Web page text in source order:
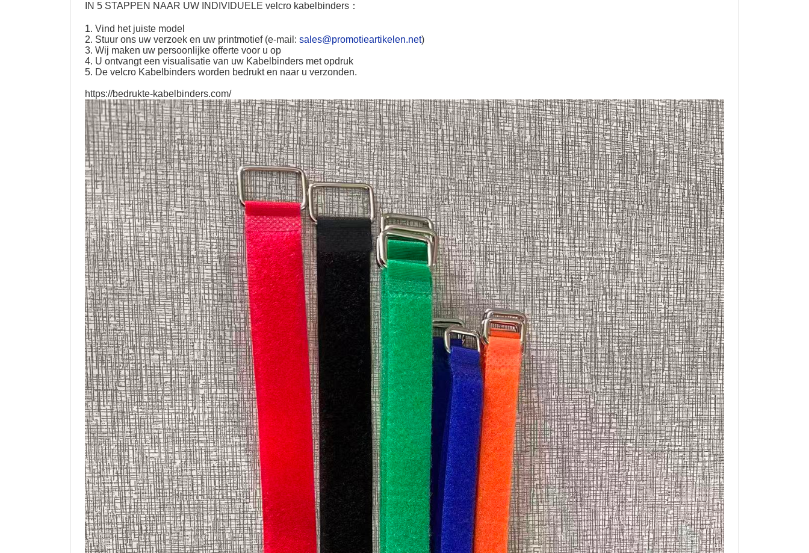
IN 5 STAPPEN NAAR UW INDIVIDUELE velcro kabelbinders ：
1. Vind het juiste model
2. Stuur ons uw verzoek en uw printmotief (e-mail:sales@promotieartikelen.net)
3. Wij maken uw persoonlijke offerte voor u op
4. U ontvangt een visualisatie van uw Kabelbinders met opdruk
5. De velcro Kabelbinders worden bedrukt en naar u verzonden.
https://bedrukte-kabelbinders.com/